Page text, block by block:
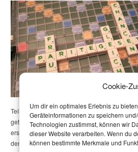
Cookie-
Um dir ein optimales Erlebnis zu
Geräteinformationen zu speichern
Technologien zustimmst, können wir
dieser Website verarbeiten. Wenn du
können bestimmte Merkmale und
Teilhabe von Frauen zu sorgen, immer lauter
getraut, dies auch umzusetzen. Nun hat sich
erste Paritégesetz Deutschlands mit den
den Weg gebracht.